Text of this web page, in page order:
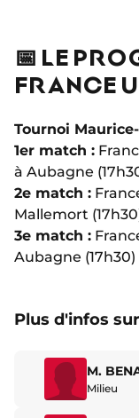
📅 LE
FRANCE
Tournoi
1er match :
à Aubagne
2e match :
Mallemort
3e match :
Aubagne (17h30)
Plus d'infos sur
M.
Milieu